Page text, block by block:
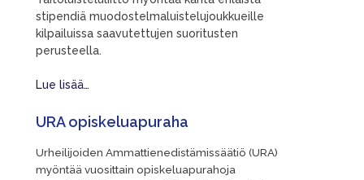
stipendiä muodostelmaluistelujoukkueille
kilpailuissa saavutettujen suoritusten
perusteella.
Lue lisää…
URA opiskeluapuraha
Urheilijoiden Ammattienedistämissäätiö (URA)
myöntää vuosittain opiskeluapurahoja